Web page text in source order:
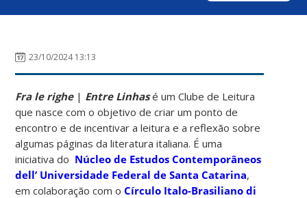
23/10/2024 13:13
Fra le righe| EntreLinhasé um Clube de Leitura
que nasce com o objetivo de criar um ponto de
encontro e de incentivar a leitura e a reflexão sobre
algumas páginas da literatura italiana. É uma
iniciativa do Núcleo de Estudos Contemporâneos
dell’ Universidade Federal de Santa Catarina,
em colaboração com oCírculo Italo-Brasiliano di